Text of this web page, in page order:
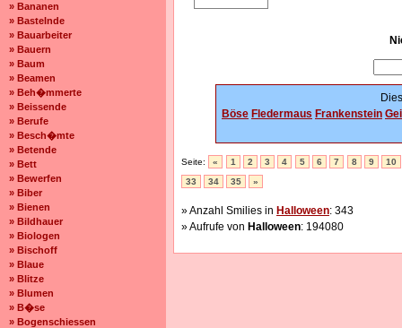
» Bananen
» Bastelnde
» Bauarbeiter
» Bauern
» Baum
» Beamen
» Beh�mmerte
» Beissende
» Berufe
» Besch�mte
» Betende
» Bett
» Bewerfen
» Biber
» Bienen
» Bildhauer
» Biologen
» Bischoff
» Blaue
» Blitze
» Blumen
» B�se
» Bogenschiessen
Böse Fledermaus Frankenstein
Seite: « 1 2 3 4 5 6 7 8 9
10
33
34 35 »
» Anzahl Smilies in Halloween: 343
» Aufrufe von Halloween: 194080